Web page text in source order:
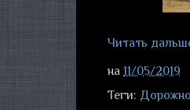
Читать
на 11/05/2019
Теги: